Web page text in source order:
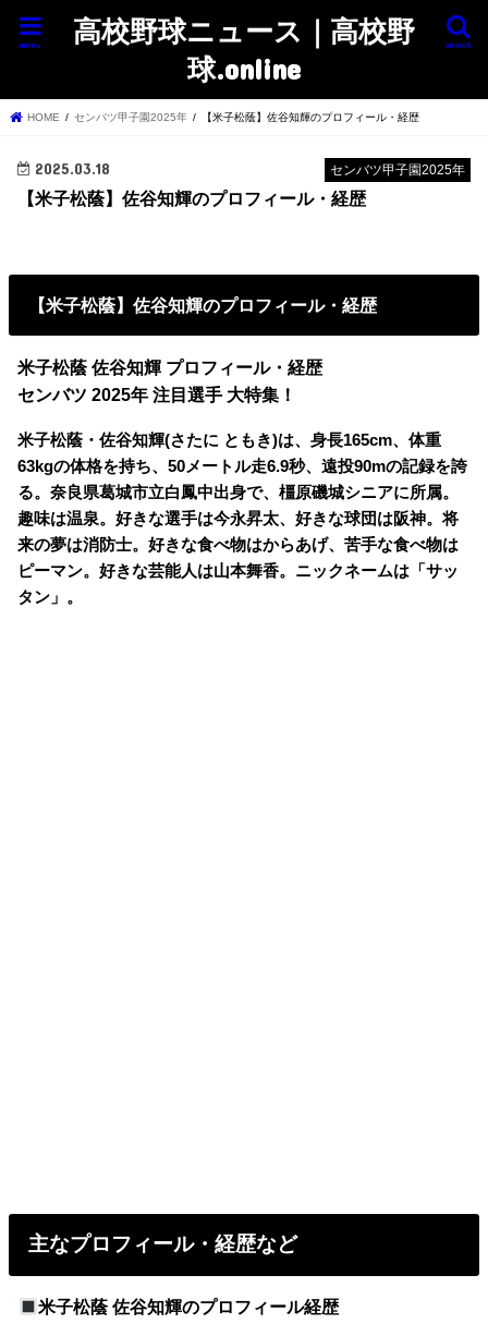
高校野球ニュース｜高校野
球.online
search
menu
HOME センバツ甲子園2025年 【米子松蔭】佐谷知輝のプロフィール・経歴
センバツ甲子園2025年
2025.03.18
【米子松蔭】佐谷知輝のプロフィール・経歴
【米子松蔭】佐谷知輝のプロフィール・経歴
米子松蔭 佐谷知輝 プロフィール・経歴
センバツ 2025年 注目選手 大特集！
米子松蔭・佐谷知輝(さたに ともき)は、身長165cm、体重
63kgの体格を持ち、50メートル走6.9秒、遠投90mの記録を誇
る。奈良県葛城市立白鳳中出身で、橿原磯城シニアに所属。
趣味は温泉。好きな選手は今永昇太、好きな球団は阪神。将
来の夢は消防士。好きな食べ物はからあげ、苦手な食べ物は
ピーマン。好きな芸能人は山本舞香。ニックネームは「サッ
タン」。
主なプロフィール・経歴など
米子松蔭 佐谷知輝のプロフィール経歴